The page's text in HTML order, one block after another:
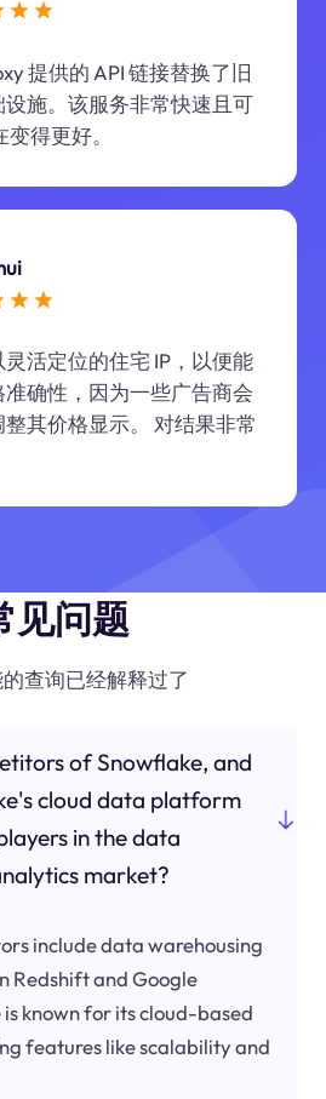
提供的 API 链接替换了旧
施。该服务非常快速且可
得更好。
活定位的住宅 IP，以便能
确性，因为一些广告商会
其价格显示。 对结果非常
见问题
查询已经解释过了
of Snowflake, and
cloud data platform
in the data
market?
include data warehousing
Redshift and Google
known for its cloud-based
features like scalability and